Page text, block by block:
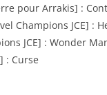
pour Arrakis] :
Champions JCE] :
JCE] : Wonder
: Curse